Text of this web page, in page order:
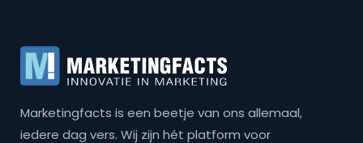
Marketingfacts is een beetje van ons allemaal,
iedere dag vers. Wij zijn hét platform voor